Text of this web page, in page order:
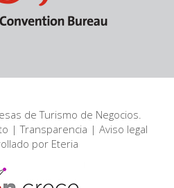
de Turismo de Negocios.
|Transparencia |Aviso legal
por Eteria